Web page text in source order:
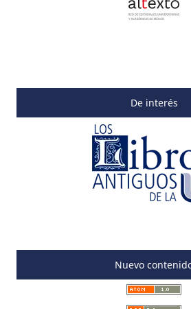
De interés
Nuevo